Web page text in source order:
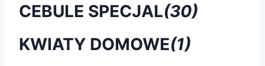
CEBULE SPECJAL(30)
KWIATY DOMOWE(1)